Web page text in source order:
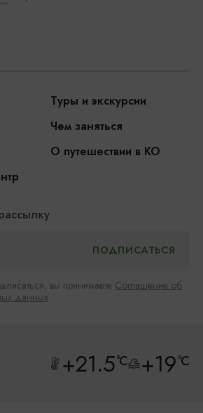
Туры и экскурсии
Чем заняться
О путешествии в КО
вы принимаете Соглашение об
данных
+21.5°C +19°C